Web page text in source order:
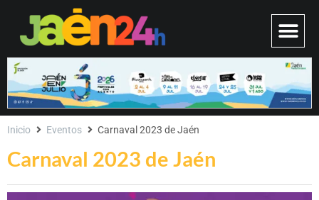
Carnaval 2023 de Jaén
Inicio Eventos Carnaval 2023 de Jaén